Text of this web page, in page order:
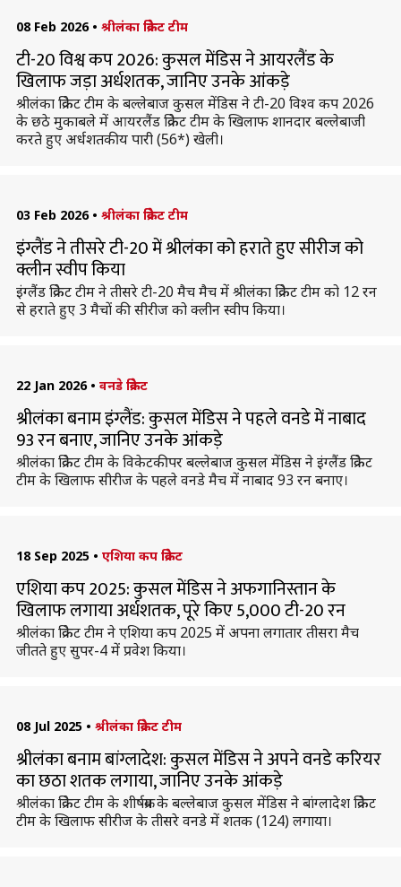
08 Feb 2026 • श्रीलंका क्रिकेट टीम
टी-20 विश्व कप 2026: कुसल मेंडिस ने आयरलैंड के
खिलाफ जड़ा अर्धशतक, जानिए उनके आंकड़े
श्रीलंका क्रिकेट टीम के बल्लेबाज कुसल मेंडिस ने टी-20 विश्व कप 2026
के छठे मुकाबले में आयरलैंड क्रिकेट टीम के खिलाफ शानदार बल्लेबाजी
करते हुए अर्धशतकीय पारी (56*) खेली।
03 Feb 2026 • श्रीलंका क्रिकेट टीम
इंग्लैंड ने तीसरे टी-20 में श्रीलंका को हराते हुए सीरीज को
क्लीन स्वीप किया
इंग्लैंड क्रिकेट टीम ने तीसरे टी-20 मैच मैच में श्रीलंका क्रिकेट टीम को 12 रन
से हराते हुए 3 मैचों की सीरीज को क्लीन स्वीप किया।
22 Jan 2026 • वनडे क्रिकेट
श्रीलंका बनाम इंग्लैंड: कुसल मेंडिस ने पहले वनडे में नाबाद
93 रन बनाए, जानिए उनके आंकड़े
श्रीलंका क्रिकेट टीम के विकेटकीपर बल्लेबाज कुसल मेंडिस ने इंग्लैंड क्रिकेट
टीम के खिलाफ सीरीज के पहले वनडे मैच में नाबाद 93 रन बनाए।
18 Sep 2025 • एशिया कप क्रिकेट
एशिया कप 2025: कुसल मेंडिस ने अफगानिस्तान के
खिलाफ लगाया अर्धशतक, पूरे किए 5,000 टी-20 रन
श्रीलंका क्रिकेट टीम ने एशिया कप 2025 में अपना लगातार तीसरा मैच
जीतते हुए सुपर-4 में प्रवेश किया।
08 Jul 2025 • श्रीलंका क्रिकेट टीम
श्रीलंका बनाम बांग्लादेश: कुसल मेंडिस ने अपने वनडे करियर
का छठा शतक लगाया, जानिए उनके आंकड़े
श्रीलंका क्रिकेट टीम के शीर्षक्रम के बल्लेबाज कुसल मेंडिस ने बांग्लादेश क्रिकेट
टीम के खिलाफ सीरीज के तीसरे वनडे में शतक (124) लगाया।